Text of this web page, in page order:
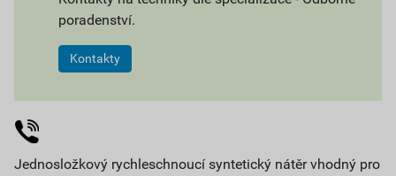
poradenství.
Kontakty
Jednosložkový rychleschnoucí syntetický nátěr vhodný pro